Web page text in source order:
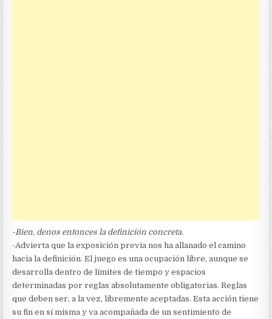
-Bien, denos entonces la definición concreta.
-Advierta que la exposición previa nos ha allanado el camino
hacia la definición. El juego es una ocupación libre, aunque se
desarrolla dentro de límites de tiempo y espacios
determinadas por reglas absolutamente obligatorias. Reglas
que deben ser, a la vez, libremente aceptadas. Esta acción tiene
su fin en sí misma y va acompañada de un sentimiento de